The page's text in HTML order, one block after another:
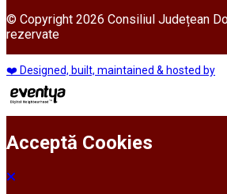
© Copyright 2026 Consiliul Județean
rezervate
❤️ Designed, built, maintained & hosted by
Acceptă Cookies